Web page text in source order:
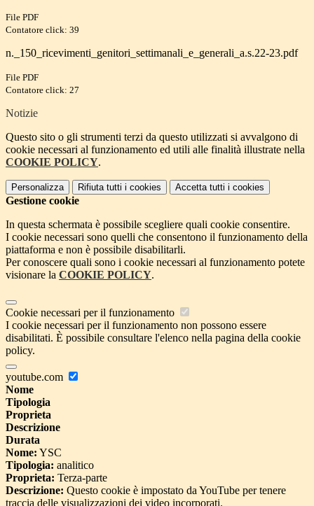
File PDF
Contatore click: 39
n._150_ricevimenti_genitori_settimanali_e_generali_a.s.22-23.pdf
File PDF
Contatore click: 27
Notizie
Questo sito o gli strumenti terzi da questo utilizzati si avvalgono di
cookie necessari al funzionamento ed utili alle finalità illustrate nella
COOKIE POLICY.
Personalizza Rifiuta tutti i cookies Accetta tutti i cookies
Gestione cookie
In questa schermata è possibile scegliere quali cookie consentire.
I cookie necessari sono quelli che consentono il funzionamento della
piattaforma e non è possibile disabilitarli.
Per conoscere quali sono i cookie necessari al funzionamento potete
visionare la COOKIE POLICY.
Cookie necessari per il funzionamento
I cookie necessari per il funzionamento non possono essere
disabilitati. È possibile consultare l'elenco nella pagina della cookie
policy.
youtube.com
Nome
Tipologia
Proprieta
Descrizione
Durata
Nome: YSC
Tipologia: analitico
Proprieta: Terza-parte
Descrizione: Questo cookie è impostato da YouTube per tenere
traccia delle visualizzazioni dei video incorporati.